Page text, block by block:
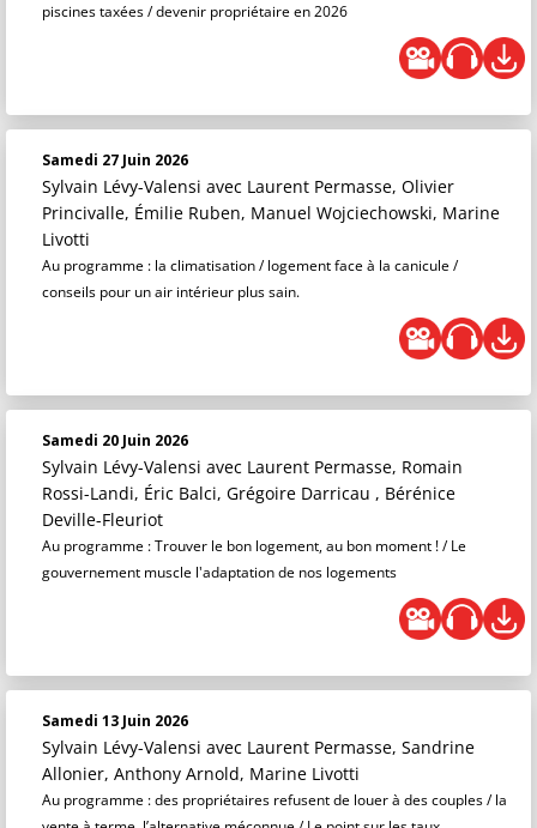
piscines taxées / devenir propriétaire en 2026
Samedi 27 Juin 2026
Sylvain Lévy-Valensi avec Laurent Permasse, Olivier
Princivalle, Émilie Ruben, Manuel Wojciechowski, Marine
Livotti
Au programme : la climatisation / logement face à la canicule /
conseils pour un air intérieur plus sain.
Samedi 20 Juin 2026
Sylvain Lévy-Valensi avec Laurent Permasse, Romain
Rossi-Landi, Éric Balci, Grégoire Darricau , Bérénice
Deville-Fleuriot
Au programme : Trouver le bon logement, au bon moment ! / Le
gouvernement muscle l'adaptation de nos logements
Samedi 13 Juin 2026
Sylvain Lévy-Valensi avec Laurent Permasse, Sandrine
Allonier, Anthony Arnold, Marine Livotti
Au programme : des propriétaires refusent de louer à des couples / la